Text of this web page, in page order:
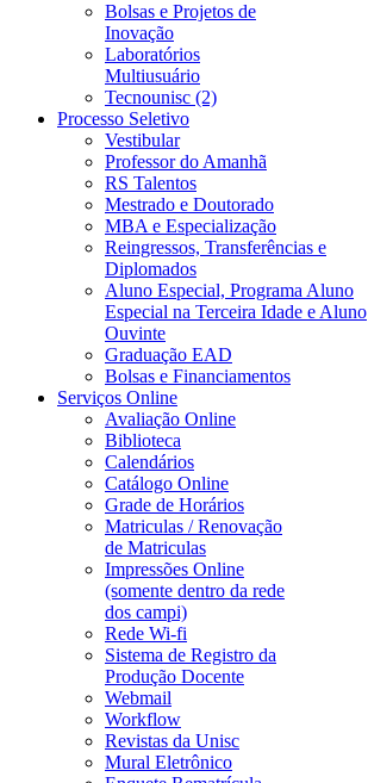
Bolsas e Projetos de
Inovação
Laboratórios
Multiusuário
Tecnounisc (2)
Processo Seletivo
Vestibular
Professor do Amanhã
RS Talentos
Mestrado e Doutorado
MBA e Especialização
Reingressos, Transferências e
Diplomados
Aluno Especial, Programa Aluno
Especial na Terceira Idade e Aluno
Ouvinte
Graduação EAD
Bolsas e Financiamentos
Serviços Online
Avaliação Online
Biblioteca
Calendários
Catálogo Online
Grade de Horários
Matriculas / Renovação
de Matriculas
Impressões Online
(somente dentro da rede
dos campi)
Rede Wi-fi
Sistema de Registro da
Produção Docente
Webmail
Workflow
Revistas da Unisc
Mural Eletrônico